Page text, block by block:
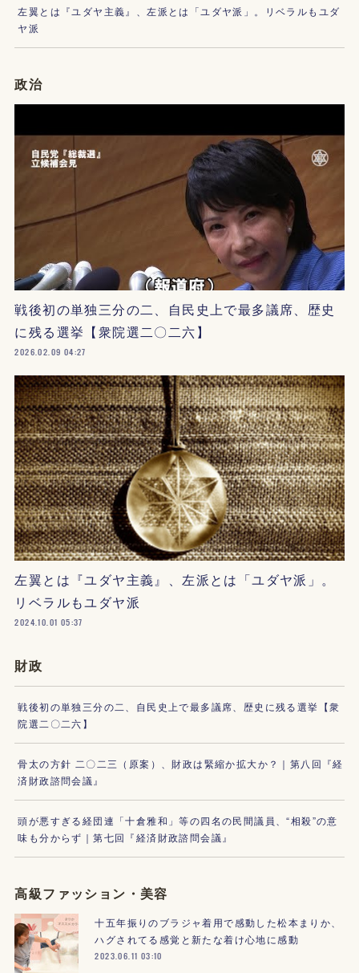
左翼とは『ユダヤ主義』、左派とは「ユダヤ派」。リベラルもユダ
ヤ派
政治
戦後初の単独三分の二、自民史上で最多議席、歴史
に残る選挙【衆院選二〇二六】
2026.02.09 04:27
左翼とは『ユダヤ主義』、左派とは「ユダヤ派」。
リベラルもユダヤ派
2024.10.01 05:37
財政
戦後初の単独三分の二、自民史上で最多議席、歴史に残る選挙【衆
院選二〇二六】
骨太の方針 二〇二三（原案）、財政は緊縮か拡大か？｜第八回『経
済財政諮問会議』
頭が悪すぎる経団連「十倉雅和」等の四名の民間議員、“相殺”の意
味も分からず｜第七回『経済財政諮問会議』
高級ファッション・美容
十五年振りのブラジャ着用で感動した松本まりか、
ハグされてる感覚と新たな着け心地に感動
2023.06.11 03:10